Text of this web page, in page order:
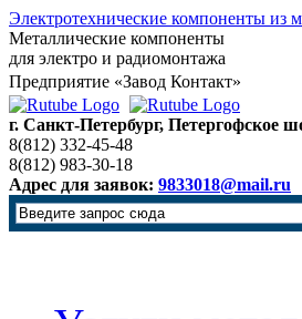
Электротехнические компоненты из
Металлические компоненты
для электро и радиомонтажа
Предприятие «Завод Контакт»
г. Санкт-Петербург, Петергофское
8(812) 332-45-48
8(812) 983-30-18
Адрес для заявок: 9833018@mail.ru